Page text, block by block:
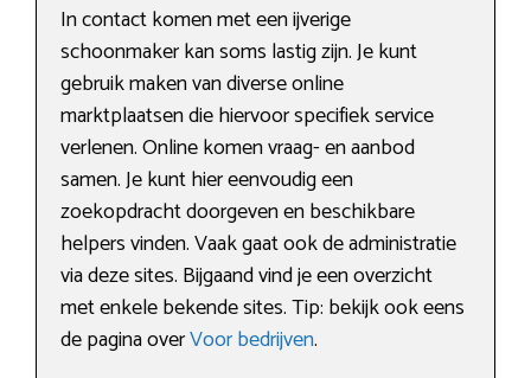
In contact komen met een ijverige
schoonmaker kan soms lastig zijn. Je kunt
gebruik maken van diverse online
marktplaatsen die hiervoor specifiek service
verlenen. Online komen vraag- en aanbod
samen. Je kunt hier eenvoudig een
zoekopdracht doorgeven en beschikbare
helpers vinden. Vaak gaat ook de administratie
via deze sites. Bijgaand vind je een overzicht
met enkele bekende sites. Tip: bekijk ook eens
de pagina overVoor bedrijven.